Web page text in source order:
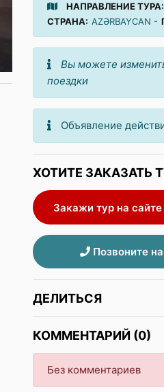
НАПРАВЛЕНИЕ ТУРА:
СТРАНА: AZƏRBAYCAN -
Вы можете
поездки
Объявление
ХОТИТЕ ЗАКАЗАТЬ
Закажи тур на
Позвоните
ДЕЛИТЬСЯ
КОММЕНТАРИЙ (0)
Без комментариев